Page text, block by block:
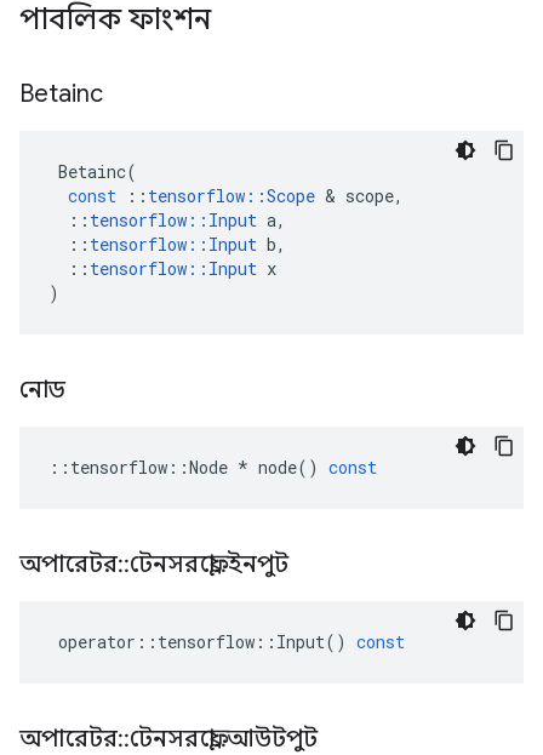
পাবলিক ফাংশন
Betainc
Betainc(
const
:: tensorflow ::Scope & scope,
:: tensorflow :: Input a,
:: tensorflow :: Input b,
:: tensorflow :: Input x
)
নোড
:: tensorflow ::Node * node() const
অপারেটর::টেনসরফ্লো::ইনপুট
operator :: tensorflow :: Input() const
অপারেটর::টেনসরফ্লো::আউটপুট